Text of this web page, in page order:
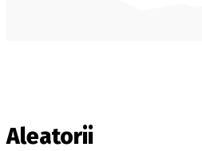
Aleatorii